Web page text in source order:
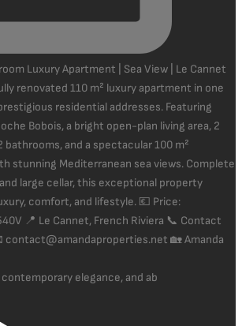
elegance, and ab